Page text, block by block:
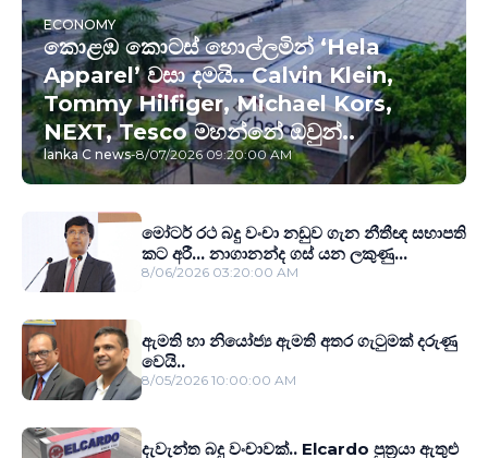
ECONOMY
කොළඹ කොටස් හොල්ලමින් ‘Hela
Apparel’ වසා දමයි.. Calvin Klein,
Tommy Hilfiger, Michael Kors,
NEXT, Tesco මහන්නේ ඔවුන්..
lanka C news-8/07/2026 09:20:00 AM
මෝටර් රථ බදු වංචා නඩුව ගැන නීතීඥ සභාපති
කට අරී... නාගානන්ද ගස් යන ලකුණු...
8/06/2026 03:20:00 AM
ඇමති හා නියෝජ්‍ය ඇමති අතර ගැටුමක් දරුණු
වෙයි..
8/05/2026 10:00:00 AM
දැවැන්ත බදු වංචාවක්.. Elcardo පුත‍්‍රයා ඇතුළු